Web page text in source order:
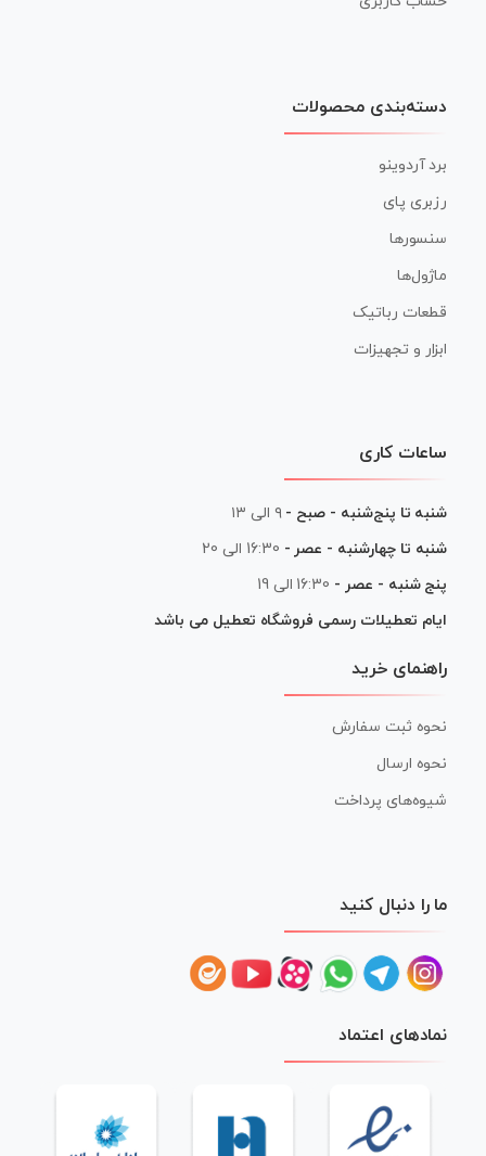
دسته‌بندی محصولات
برد آردوینو
رزبری پای
سنسورها
ماژول‌ها
قطعات رباتیک
ابزار و تجهیزات
ساعات کاری
شنبه تا پنج‌شنبه - صبح - ۹ الی ۱۳
شنبه تا چهارشنبه - عصر - 16:30 الی 20
پنج شنبه - عصر - 16:30 الی 19
ایام تعطیلات رسمی فروشگاه تعطیل می باشد
راهنمای خرید
نحوه ثبت سفارش
نحوه ارسال
شیوه‌های پرداخت
ما را دنبال کنید
نمادهای اعتماد